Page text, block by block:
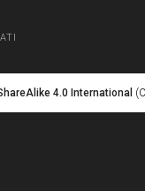
4.0 International